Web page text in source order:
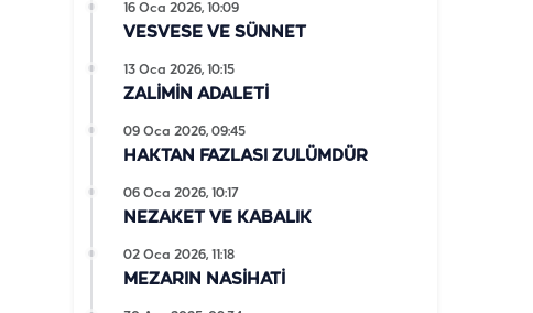
VESVESE VE SÜNNET
16 Oca 2026, 10:09
ZALİMİN ADALETİ
13 Oca 2026, 10:15
HAKTAN FAZLASI ZULÜMDÜR
09 Oca 2026, 09:45
NEZAKET VE KABALIK
06 Oca 2026, 10:17
MEZARIN NASİHATİ
02 Oca 2026, 11:18